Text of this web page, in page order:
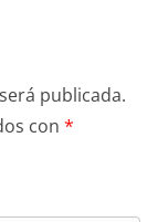
publicada.
con *